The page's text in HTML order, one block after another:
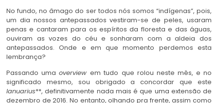
No fundo, no âmago do ser todos nós somos “indígenas”, pois,
um dia nossos antepassados vestiram-se de peles, usaram
penas e cantaram para os espíritos da floresta e das águas,
ouviram as vozes do céu e sonharam com a aldeia dos
antepassados. Onde e em que momento perdemos esta
lembrança?
Passando umaoverviewem tudo que rolou neste mês, e no
significado mesmo, sou obrigado a concordar que este
Ianuarius**, definitivamente nada mais é que uma extensão de
dezembro de 2016. No entanto, olhando pra frente, assim como